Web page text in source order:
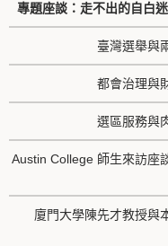
專題座談：走不出的自白
臺灣選舉與
都會治理與
選區服務與
Austin College 師生來訪座
廈門大學陳先才教授與